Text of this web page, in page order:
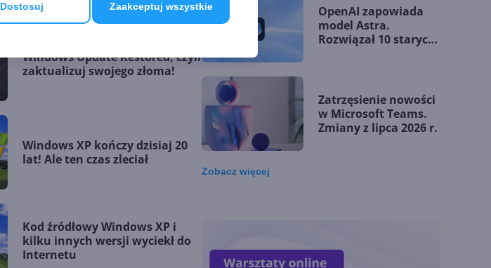
Dostosuj Zaakceptuj wszystkie
Windows Update Restored, czyli
zaktualizuj swojego złoma!
Windows XP kończy dzisiaj 20
lat! Ale ten czas zleciał
Kod źródłowy Windows XP i
kilku innych wersji wyciekł do
Internetu
OpenAI zapowiada
model Astra.
Rozwiązał 10 starych
Zatrzęsienie nowości
w Microsoft Teams.
Zmiany z lipca 2026 r.
Zobaczwięcej